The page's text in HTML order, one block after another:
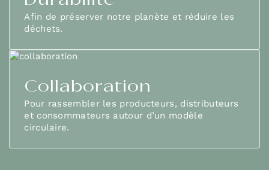
Afin de préserver notre planète et réduire les
déchets.
Collaboration
Pour rassembler les producteurs, distributeurs
et consommateurs autour d’un modèle
circulaire.